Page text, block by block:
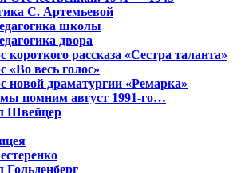
С. Артемьевой
школы
двора
короткого рассказа «Сестра таланта»
«Во весь голос»
новой драматургии «Ремарка»
помним август 1991-го…
Швейцер